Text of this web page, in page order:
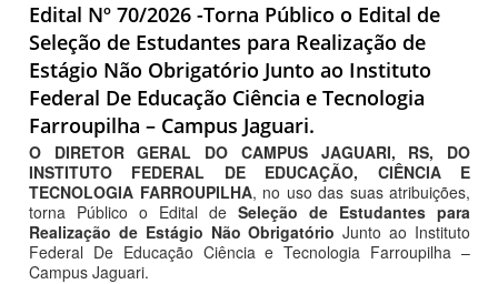
Edital Nº 70/2026 -Torna Público o Edital de
Seleção de Estudantes para Realização de
Estágio Não Obrigatório Junto ao Instituto
Federal De Educação Ciência e Tecnologia
Farroupilha – Campus Jaguari.
O DIRETOR GERAL DO CAMPUS JAGUARI, RS, DO
INSTITUTO FEDERAL DE EDUCAÇÃO, CIÊNCIA E
TECNOLOGIA FARROUPILHA, no uso das suas atribuições,
torna Público o Edital de Seleção de Estudantes para
Realização de Estágio Não Obrigatório Junto ao Instituto
Federal De Educação Ciência e Tecnologia Farroupilha –
Campus Jaguari.